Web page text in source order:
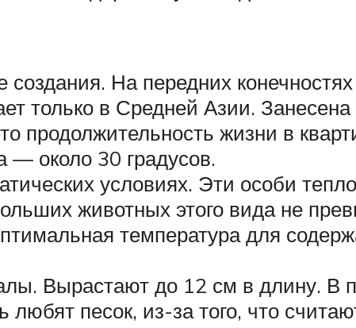
На передних
только в Средней Азии.
продолжительность жизни в
— около 30 градусов.
условиях. Эти особи
животных этого вида не
температура для
Вырастают до 12 см в длину. В
песок, из-за того, что